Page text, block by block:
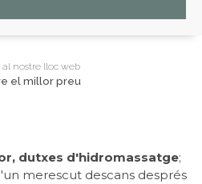
al nostre lloc web
el millor preu
dutxes d'hidromassatge;
merescut descans després